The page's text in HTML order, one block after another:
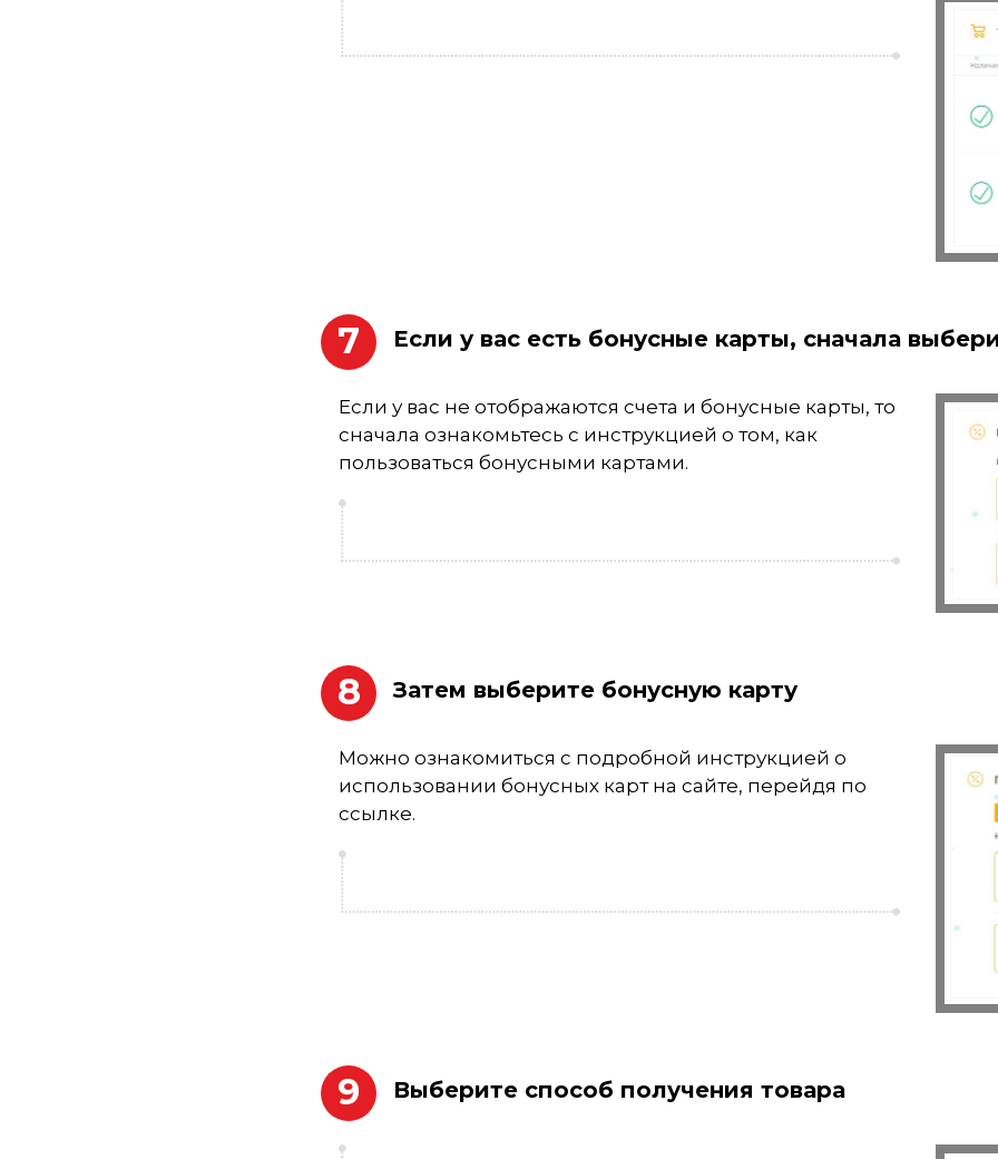
7 Если у вас есть бонусные карты, сначала
Если у вас не отображаются счета и бонусные карты, то
сначала ознакомьтесь с инструкцией о том, как
пользоваться бонусными картами.
8 Затем выберите бонусную карту
Можно ознакомиться с подробной инструкцией о
использовании бонусных карт на сайте, перейдя по
ссылке.
9 Выберите способ получения товара